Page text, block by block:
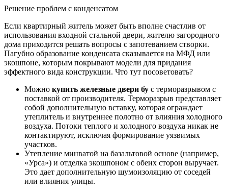
Решение проблем с конденсатом
Если квартирный житель может быть вполне счастлив от
использования входной стальной двери, жителю загородного
дома приходится решать вопросы с запотеванием створки.
Пагубно образование конденсата сказывается на МФД или
экошпоне, которым покрывают модели для придания
эффектного вида конструкции. Что тут посоветовать?
Можно купить железные двери бу с терморазрывом с
поставкой от производителя. Терморазрыв представляет
собой дополнительную вставку, которая ограждает
утеплитель и внутреннее полотно от влияния холодного
воздуха. Потоки теплого и холодного воздуха никак не
контактируют, исключая формирование уязвимых
участков.
Утепление минватой на базальтовой основе (например,
«Урса») и отделка экошпоном с обеих сторон выручает.
Это дает дополнительную шумоизоляцию от соседей
или влияния улицы.